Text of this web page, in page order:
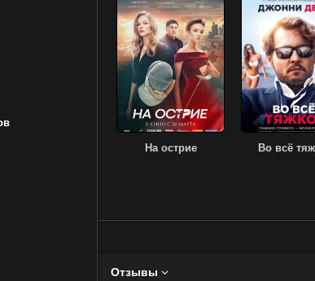
На острие Во всё
Отзывы 